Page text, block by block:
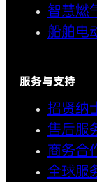
智慧燃
船舶电
服务与支持
招贤纳
售后服
商务合
全球服